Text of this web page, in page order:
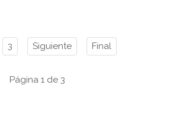
3 Siguiente Final
Página 1 de 3